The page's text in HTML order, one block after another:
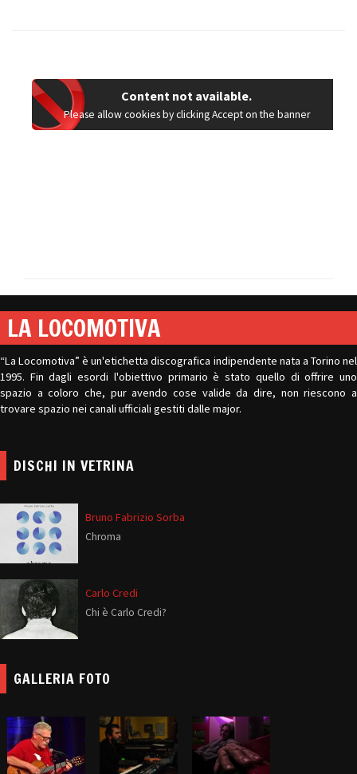
Content not available.
Please allow cookies by clicking Accept on the banner
LA LOCOMOTIVA
“La Locomotiva” è un'etichetta discografica indipendente nata a Torino nel
1995. Fin dagli esordi l'obiettivo primario è stato quello di offrire uno
spazio a coloro che, pur avendo cose valide da dire, non riescono a
trovare spazio nei canali ufficiali gestiti dalle major.
DISCHI IN VETRINA
Bruno Fabrizio Sorba
Chroma
Carlo Credi
Chi è Carlo Credi?
GALLERIA FOTO